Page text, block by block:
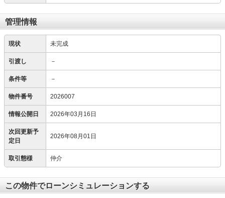
管理情報
現状 未完成
引渡し －
条件等 －
物件番号 2026007
情報公開日 2026年03月16日
次回更新予
定日
2026年08月01日
取引態様 仲介
この物件でローンシミュレーションする